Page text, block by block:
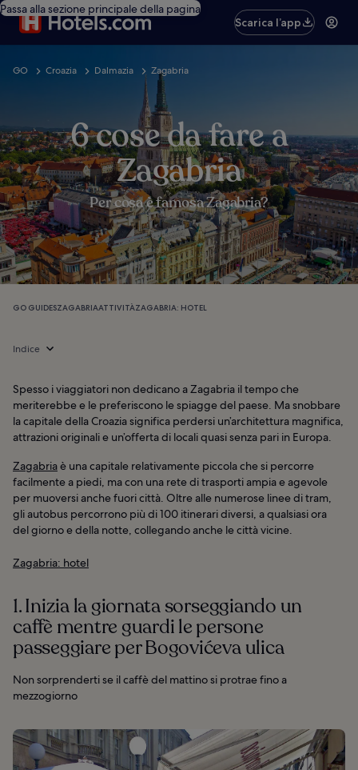
Passa alla sezione principale della pagina
Scarica l’app
GO Croazia Dalmazia Zagabria
6 cose da fare a
Zagabria
Per cosa è famosa Zagabria?
GO GUIDESZAGABRIAATTIVITÀZAGABRIA: HOTEL
Indice
Spesso i viaggiatori non dedicano a Zagabria il tempo che
meriterebbe e le preferiscono le spiagge del paese. Ma snobbare
la capitale della Croazia significa perdersi un’architettura magnifica,
attrazioni originali e un’offerta di locali quasi senza pari in Europa.
Zagabriaè una capitale relativamente piccola che si percorre
facilmente a piedi, ma con una rete di trasporti ampia e agevole
per muoversi anche fuori città. Oltre alle numerose linee di tram,
gli autobus percorrono più di 100 itinerari diversi, a qualsiasi ora
del giorno e della notte, collegando anche le città vicine.
Zagabria: hotel
1. Inizia la giornata sorseggiando un
caffè mentre guardi le persone
passeggiare per Bogovićeva ulica
Non sorprenderti se il caffè del mattino si protrae fino a
mezzogiorno